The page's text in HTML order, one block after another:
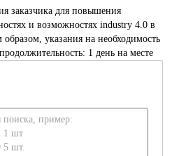
заказчика для повышения
и возможностях industry 4.0 в
указания на необходимость
1 день на месте